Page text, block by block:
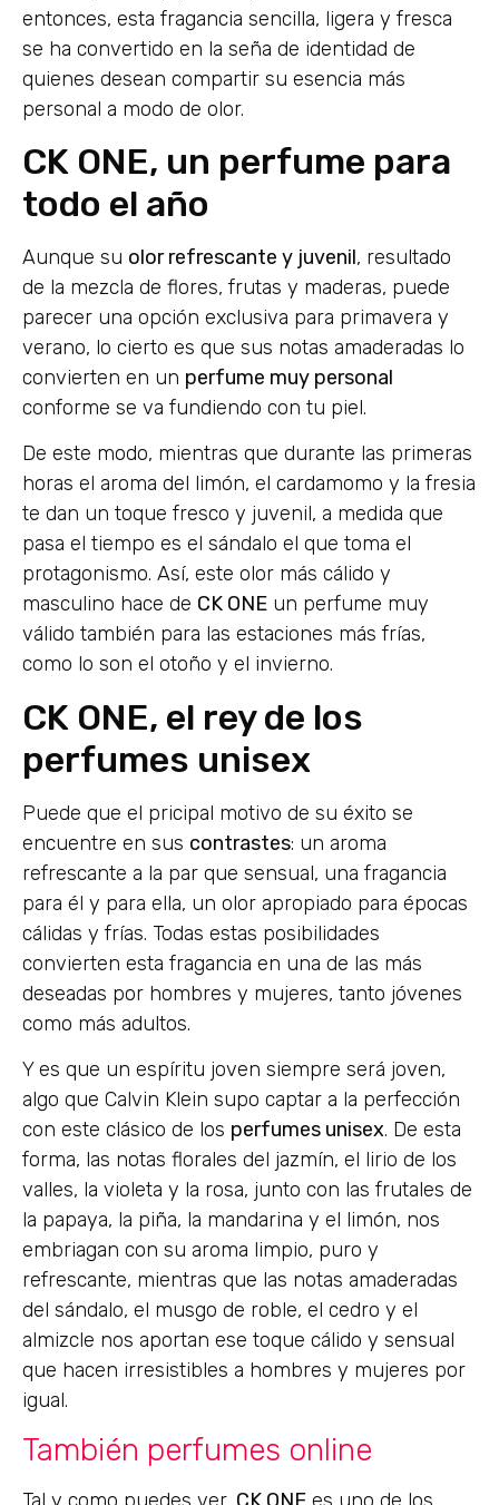
entonces, esta fragancia sencilla, ligera y fresca
se ha convertido en la seña de identidad de
quienes desean compartir su esencia más
personal a modo de olor.
CK ONE, un perfume para
todo el año
Aunque su olor refrescante y juvenil, resultado
de la mezcla de flores, frutas y maderas, puede
parecer una opción exclusiva para primavera y
verano, lo cierto es que sus notas amaderadas lo
convierten en un perfume muy personal
conforme se va fundiendo con tu piel.
De este modo, mientras que durante las primeras
horas el aroma del limón, el cardamomo y la fresia
te dan un toque fresco y juvenil, a medida que
pasa el tiempo es el sándalo el que toma el
protagonismo. Así, este olor más cálido y
masculino hace de CK ONE un perfume muy
válido también para las estaciones más frías,
como lo son el otoño y el invierno.
CK ONE, el rey de los
perfumes unisex
Puede que el pricipal motivo de su éxito se
encuentre en sus contrastes: un aroma
refrescante a la par que sensual, una fragancia
para él y para ella, un olor apropiado para épocas
cálidas y frías. Todas estas posibilidades
convierten esta fragancia en una de las más
deseadas por hombres y mujeres, tanto jóvenes
como más adultos.
Y es que un espíritu joven siempre será joven,
algo que Calvin Klein supo captar a la perfección
con este clásico de los perfumes unisex. De esta
forma, las notas florales del jazmín, el lirio de los
valles, la violeta y la rosa, junto con las frutales de
la papaya, la piña, la mandarina y el limón, nos
embriagan con su aroma limpio, puro y
refrescante, mientras que las notas amaderadas
del sándalo, el musgo de roble, el cedro y el
almizcle nos aportan ese toque cálido y sensual
que hacen irresistibles a hombres y mujeres por
igual.
También perfumes online